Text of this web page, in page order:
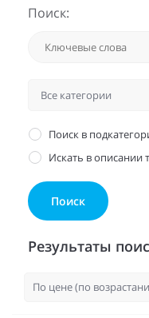
Поиск:
Поиск в
Искать в описании
Результаты